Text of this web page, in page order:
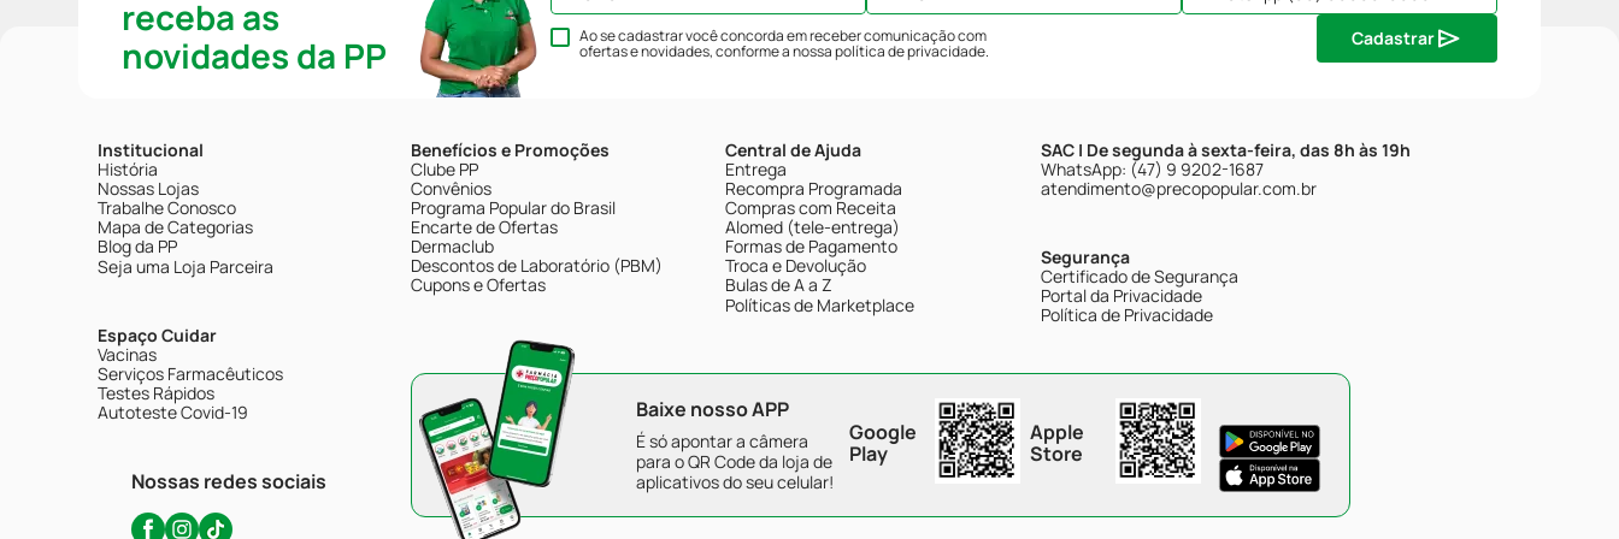
receba as
novidades da PP
Ao se cadastrar você concorda em receber comunicação com
ofertas e novidades, conforme a nossapolítica de privacidade.
Cadastrar
Institucional
História
Nossas Lojas
Trabalhe Conosco
Mapa de Categorias
Blog da PP
Seja uma Loja Parceira
Espaço Cuidar
Vacinas
Serviços Farmacêuticos
Testes Rápidos
Autoteste Covid-19
Nossas redes sociais
Benefícios e Promoções
Clube PP
Convênios
Programa Popular do Brasil
Encarte de Ofertas
Dermaclub
Descontos de Laboratório (PBM)
Cupons e Ofertas
Central de Ajuda
Entrega
Recompra Programada
Compras com Receita
Alomed (tele-entrega)
Formas de Pagamento
Troca e Devolução
Bulas de A a Z
Políticas de Marketplace
SAC | De segunda à sexta-feira, das 8h às 19h
WhatsApp: (47) 9 9202-1687
atendimento@precopopular.com.br
Segurança
Certificado de Segurança
Portal da Privacidade
Política de Privacidade
Baixe nosso APP
É só apontar a câmera
para o QR Code da loja de
aplicativos do seu celular!
Google
Play
Apple
Store